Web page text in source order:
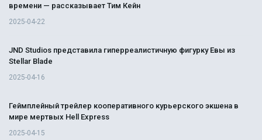
времени — рассказывает Тим Кейн
2025-04-22
JND Studios представила гиперреалистичную фигурку Евы из
Stellar Blade
2025-04-16
Геймплейный трейлер кооперативного курьерского экшена в
мире мертвых Hell Express
2025-04-15